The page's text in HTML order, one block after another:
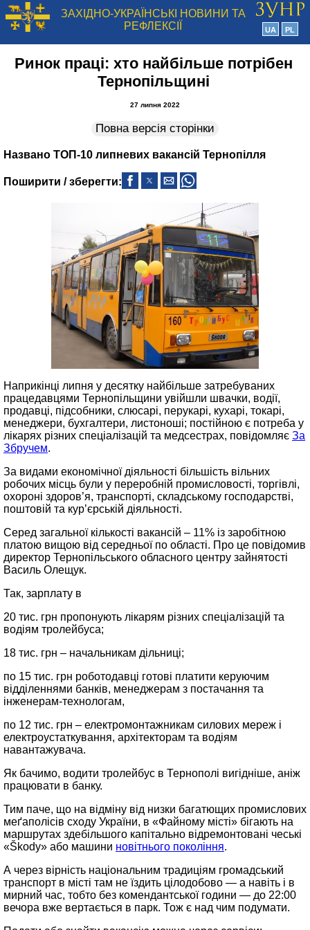
ЗАХІДНО-УКРАЇНСЬКІ НОВИНИ ТА
РЕФЛЕКСІЇ
UA PL
Ринок праці: хто найбільше потрібен
Тернопільщині
27 липня 2022
Повна версія сторінки
Названо ТОП-10 липневих вакансій Тернопілля
Поширити / зберегти:
Наприкінці липня у десятку найбільше затребуваних
працедавцями Тернопільщини увійшли швачки, водії,
продавці, підсобники, слюсарі, перукарі, кухарі, токарі,
менеджери, бухгалтери, листоноші; постійною є потреба у
лікарях різних спеціалізацій та медсестрах, повідомляє За
Збручем.
За видами економічної діяльності більшість вільних
робочих місць були у переробній промисловості, торгівлі,
охороні здоров’я, транспорті, складському господарстві,
поштовій та кур’єрській діяльності.
Серед загальної кількості вакансій – 11% із заробітною
платою вищою від середньої по області. Про це повідомив
директор Тернопільського обласного центру зайнятості
Василь Олещук.
Так, зарплату в
20 тис. грн пропонують лікарям різних спеціалізацій та
водіям тролейбуса;
18 тис. грн – начальникам дільниці;
по 15 тис. грн роботодавці готові платити керуючим
відділеннями банків, менеджерам з постачання та
інженерам-технологам,
по 12 тис. грн – електромонтажникам силових мереж і
електроустаткування, архітекторам та водіям
навантажувача.
Як бачимо, водити тролейбус в Тернополі вигідніше, аніж
працювати в банку.
Тим паче, що на відміну від низки багатющих промислових
меґаполісів сходу України, в «Файному місті» бігають на
маршрутах здебільшого капітально відремонтовані чеські
«Škody» або машини новітнього покоління.
А через вірність національним традиціям громадський
транспорт в місті там не їздить цілодобово — а навіть і в
мирний час, тобто без комендантської години — до 22:00
вечора вже вертається в парк. Тож є над чим подумати.